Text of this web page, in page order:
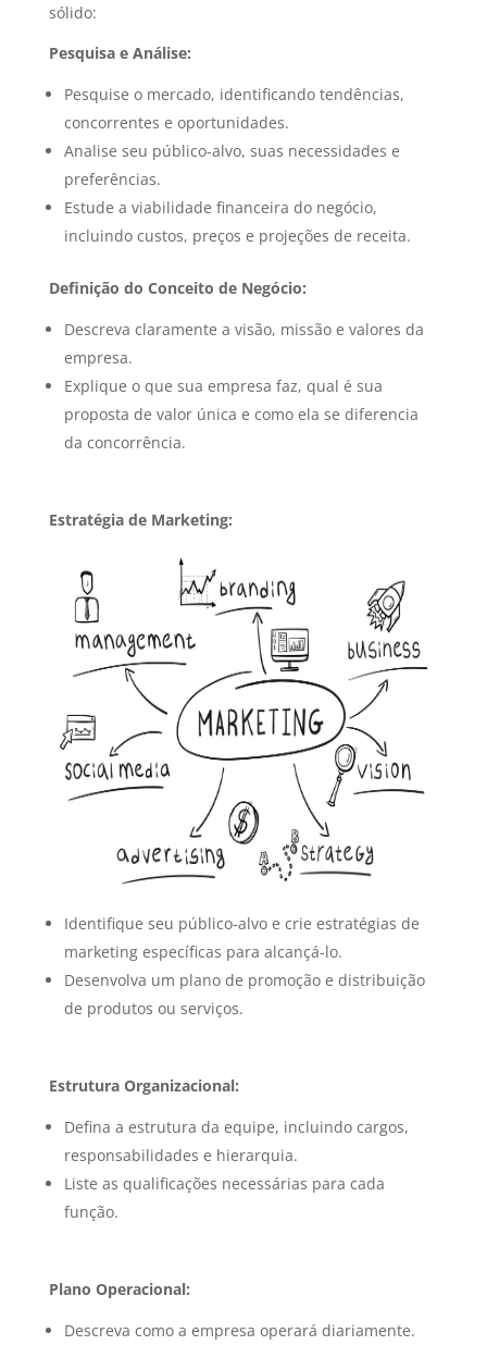
sólido:
Pesquisa e Análise:
Pesquise o mercado, identificando tendências,
concorrentes e oportunidades.
Analise seu público-alvo, suas necessidades e
preferências.
Estude a viabilidade financeira do negócio,
incluindo custos, preços e projeções de receita.
Definição do Conceito de Negócio:
Descreva claramente a visão, missão e valores da
empresa.
Explique o que sua empresa faz, qual é sua
proposta de valor única e como ela se diferencia
da concorrência.
Estratégia de Marketing:
Identifique seu público-alvo e crie estratégias de
marketing específicas para alcançá-lo.
Desenvolva um plano de promoção e distribuição
de produtos ou serviços.
Estrutura Organizacional:
Defina a estrutura da equipe, incluindo cargos,
responsabilidades e hierarquia.
Liste as qualificações necessárias para cada
função.
Plano Operacional:
Descreva como a empresa operará diariamente.